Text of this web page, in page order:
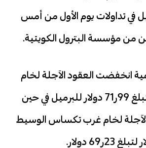
في تداولات يوم الأول من أمس
من مؤسسة البترول الكويتية.
انخفضت العقود الآجلة لخام
برنت 27ر3 دولار لتبلغ 99ر71 دولار للبرميل في حين
لخام غرب تكساس الوسيط